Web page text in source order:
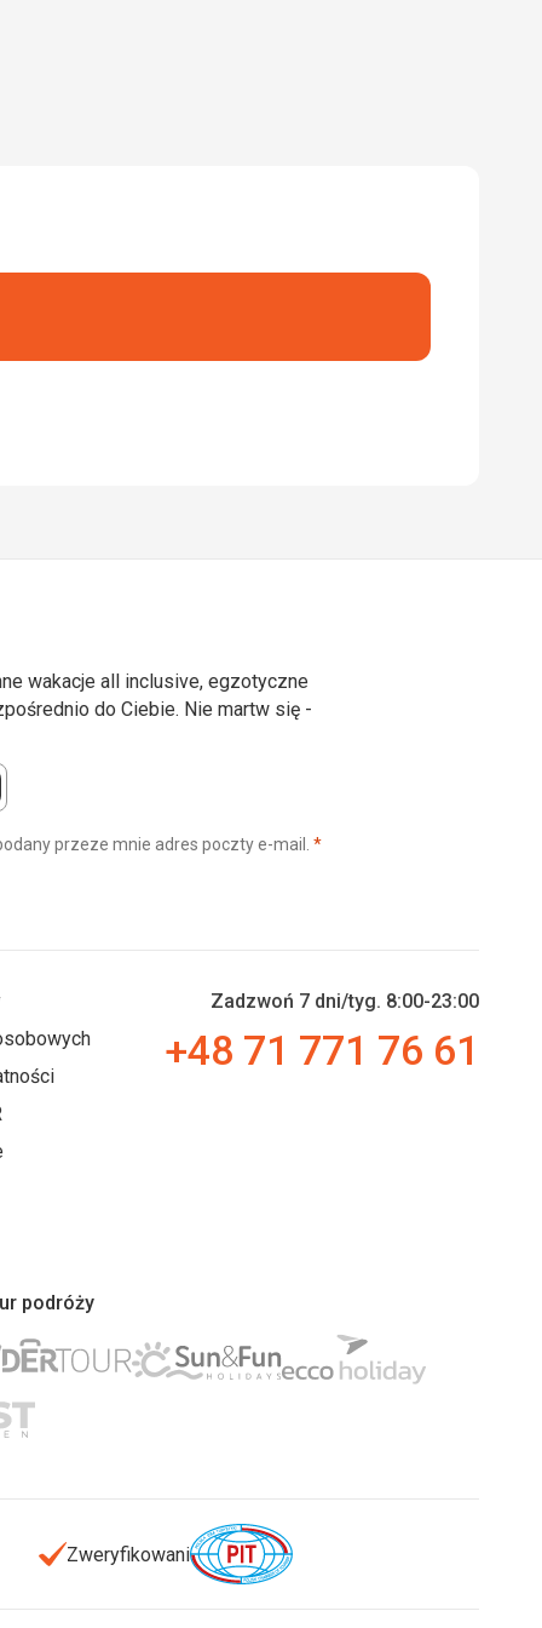
wakacje all inclusive, egzotyczne
do Ciebie. Nie martw się -
przeze mnie adres poczty e-mail. *(wymagane)
Zadzwoń 7 dni/tyg. 8:00-23:00
+48 71 771 76 61
podróży
Zweryfikowani